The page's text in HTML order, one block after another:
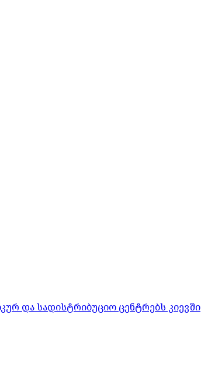
და სადისტრიბუციო ცენტრებს კიევში